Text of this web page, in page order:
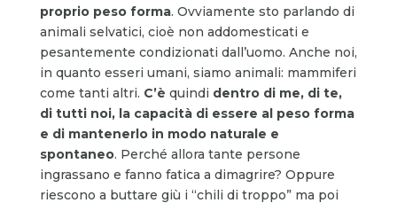
proprio peso forma. Ovviamente sto parlando di
animali selvatici, cioè non addomesticati e
pesantemente condizionati dall’uomo. Anche noi,
in quanto esseri umani, siamo animali: mammiferi
come tanti altri. C’è quindi dentro di me, di te,
di tutti noi, la capacità di essere al peso forma
e di mantenerlo in modo naturale e
spontaneo. Perché allora tante persone
ingrassano e fanno fatica a dimagrire? Oppure
riescono a buttare giù i “chili di troppo” ma poi